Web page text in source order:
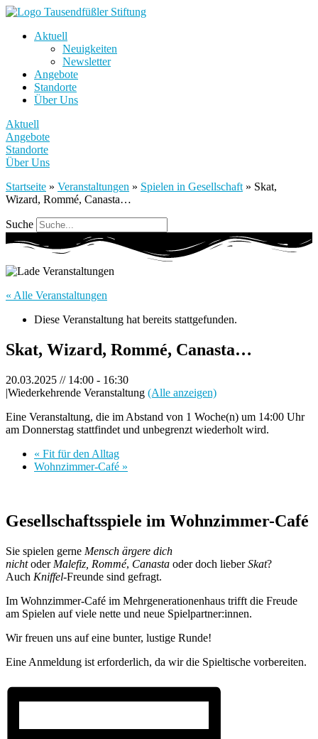
Aktuell
Neuigkeiten
Newsletter
Angebote
Standorte
Über Uns
Aktuell
Angebote
Standorte
Über Uns
Startseite » Veranstaltungen » Spielen in Gesellschaft » Skat,
Wizard, Rommé, Canasta…
Suche
« Alle Veranstaltungen
Diese Veranstaltung hat bereits stattgefunden.
Skat, Wizard, Rommé, Canasta…
20.03.2025 // 14:00 - 16:30
|Wiederkehrende Veranstaltung (Alle anzeigen)
Eine Veranstaltung, die im Abstand von 1 Woche(n) um 14:00 Uhr
am Donnerstag stattfindet und unbegrenzt wiederholt wird.
« Fit für den Alltag
Wohnzimmer-Café »
Gesellschaftsspiele im Wohnzimmer-Café
Sie spielen gerne Mensch ärgere dich
nichtoder Malefiz, Rommé, Canasta oder doch lieberSkat?
Auch Kniffel-Freunde sind gefragt.
Im Wohnzimmer-Café im Mehrgenerationenhaus trifft die Freude
am Spielen auf viele nette und neue Spielpartner:innen.
Wir freuen uns auf eine bunter, lustige Runde!
Eine Anmeldung ist erforderlich, da wir die Spieltische vorbereiten.